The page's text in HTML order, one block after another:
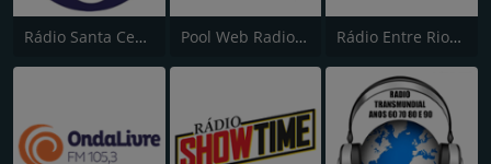
Rádio Santa Cecília FM 107.7 Pool Web Radio "Energia no Ar" Rádio Entre Rios FM 104.9